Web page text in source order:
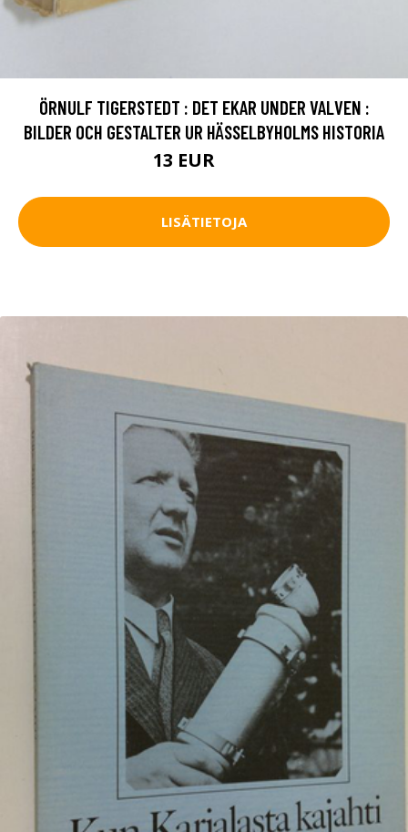
ÖRNULF TIGERSTEDT : DET EKAR UNDER VALVEN :
BILDER OCH GESTALTER UR HÄSSELBYHOLMS HISTORIA
13 EUR
LISÄTIETOJA